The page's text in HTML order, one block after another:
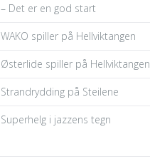
– Det er en god start
WAKO spiller på Hellviktangen
Østerlide spiller på Hellviktangen
Strandrydding på Steilene
Superhelg i jazzens tegn